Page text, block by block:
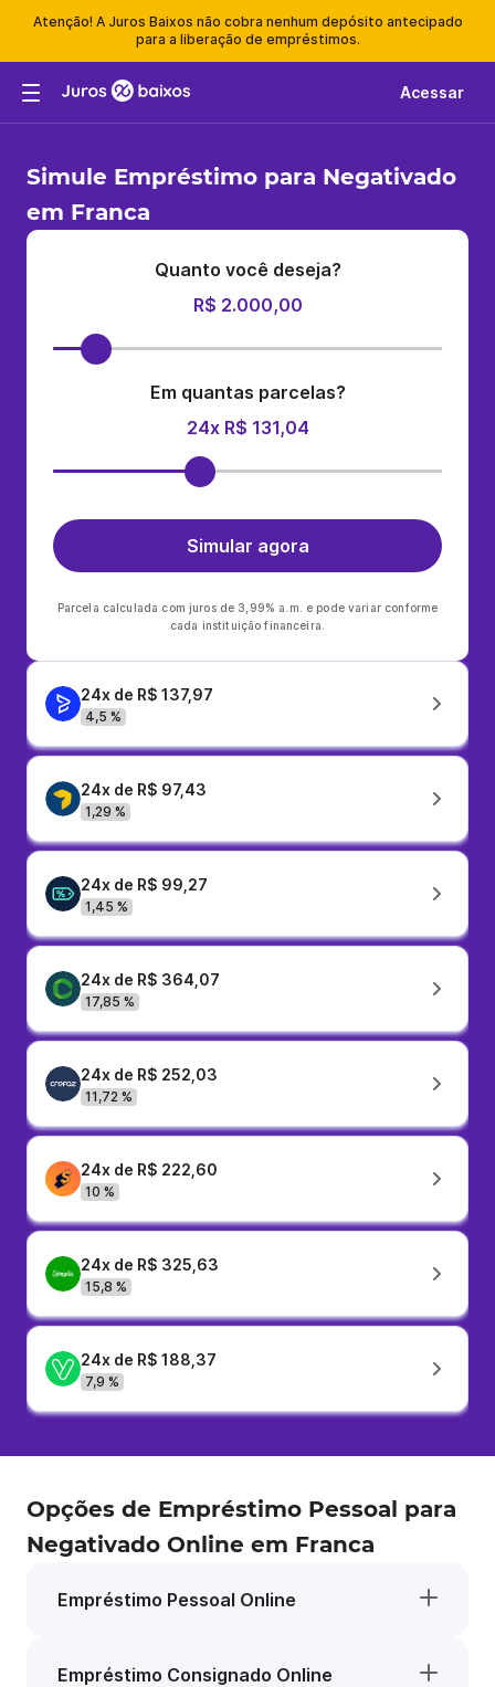
Atenção! A Juros Baixos não cobra nenhum depósito antecipado
para a liberação de empréstimos.
Acessar
Simule Empréstimo para Negativado
em Franca
Quanto você deseja?
R$ 2.000,00
Em quantas parcelas?
24x R$ 131,04
Simular agora
Parcela calculada com juros de 3,99% a.m. e pode variar conforme
cada instituição financeira.
24x de R$ 137,97
4,5 %
24x de R$ 97,43
1,29 %
24x de R$ 99,27
1,45 %
24x de R$ 364,07
17,85 %
24x de R$ 252,03
11,72 %
24x de R$ 222,60
10 %
24x de R$ 325,63
15,8 %
24x de R$ 188,37
7,9 %
Opções de Empréstimo Pessoal para
Negativado Online em Franca
Empréstimo Pessoal Online
Empréstimo Consignado Online